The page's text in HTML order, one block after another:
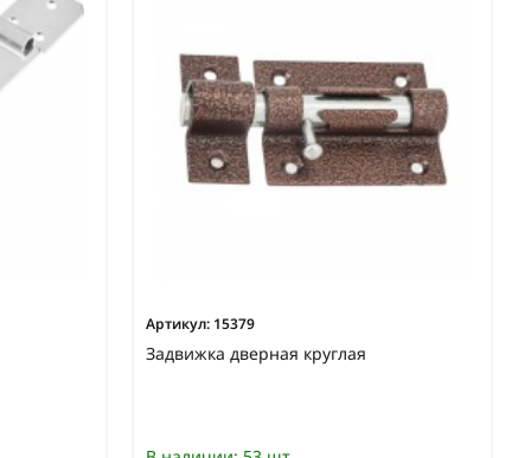
Артикул: 15379
Задвижка дверная круглая